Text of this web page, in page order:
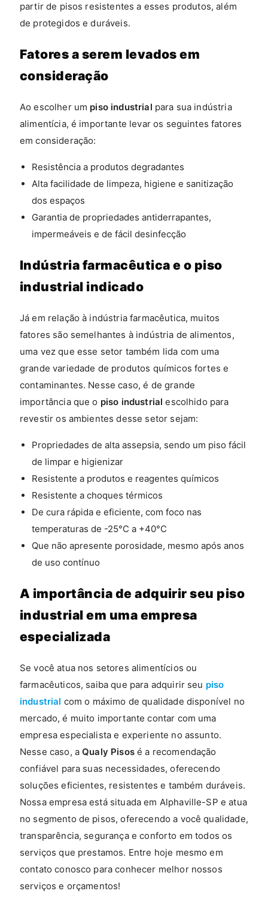
partir de pisos resistentes a esses produtos, além
de protegidos e duráveis.
Fatores a serem levados em
consideração
Ao escolher um piso industrial para sua indústria
alimentícia, é importante levar os seguintes fatores
em consideração:
Resistência a produtos degradantes
Alta facilidade de limpeza, higiene e sanitização
dos espaços
Garantia de propriedades antiderrapantes,
impermeáveis e de fácil desinfecção
Indústria farmacêutica e o piso
industrial indicado
Já em relação à indústria farmacêutica, muitos
fatores são semelhantes à indústria de alimentos,
uma vez que esse setor também lida com uma
grande variedade de produtos químicos fortes e
contaminantes. Nesse caso, é de grande
importância que o piso industrial escolhido para
revestir os ambientes desse setor sejam:
Propriedades de alta assepsia, sendo um piso fácil
de limpar e higienizar
Resistente a produtos e reagentes químicos
Resistente a choques térmicos
De cura rápida e eficiente, com foco nas
temperaturas de -25°C a +40°C
Que não apresente porosidade, mesmo após anos
de uso contínuo
A importância de adquirir seu piso
industrial em uma empresa
especializada
Se você atua nos setores alimentícios ou
farmacêuticos, saiba que para adquirir seu piso
industrial com o máximo de qualidade disponível no
mercado, é muito importante contar com uma
empresa especialista e experiente no assunto.
Nesse caso, aQualy Pisosé a recomendação
confiável para suas necessidades, oferecendo
soluções eficientes, resistentes e também duráveis.
Nossa empresa está situada em Alphaville-SP e atua
no segmento de pisos, oferecendo a você qualidade,
transparência, segurança e conforto em todos os
serviços que prestamos. Entre hoje mesmo em
contato conosco para conhecer melhor nossos
serviços e orçamentos!